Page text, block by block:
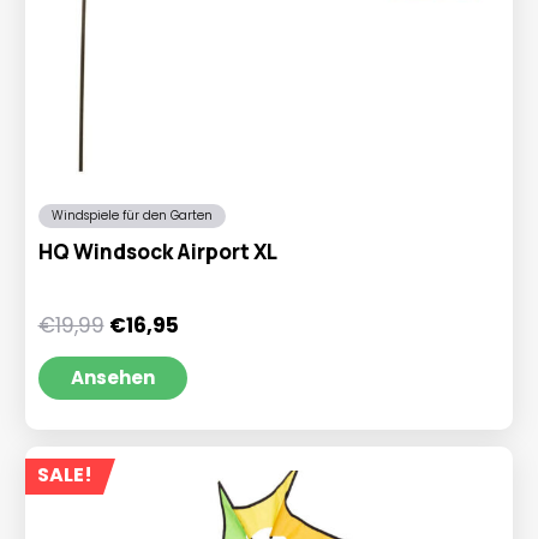
Windspiele für den Garten
HQ Windsock Airport XL
€19,99 Ursprünglicher
Preis
war:
€19,99
€16,95Aktueller
ist:
€16,95.
Ansehen
SALE!